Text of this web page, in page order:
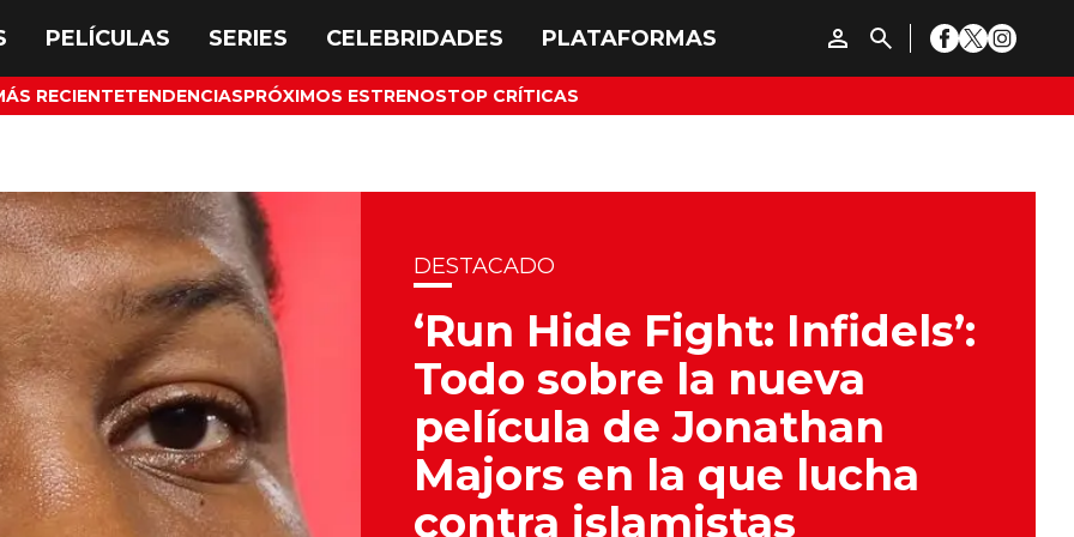
RECIENTETENDENCIASPRÓXIMOS ESTRENOSTOP CRÍTICAS
DESTACADO
‘Run Hide Fight: Infidels’:
Todo sobre la nueva
película de Jonathan
Majors en la que lucha
contra islamistas